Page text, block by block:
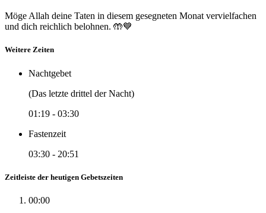
Möge Allah deine Taten in diesem gesegneten Monat vervielfachen
und dich reichlich belohnen. 🤲💙
Weitere Zeiten
Nachtgebet
(Das letzte drittel der Nacht)
01:19 - 03:30
Fastenzeit
03:30 - 20:51
Zeitleiste der heutigen Gebetszeiten
00:00